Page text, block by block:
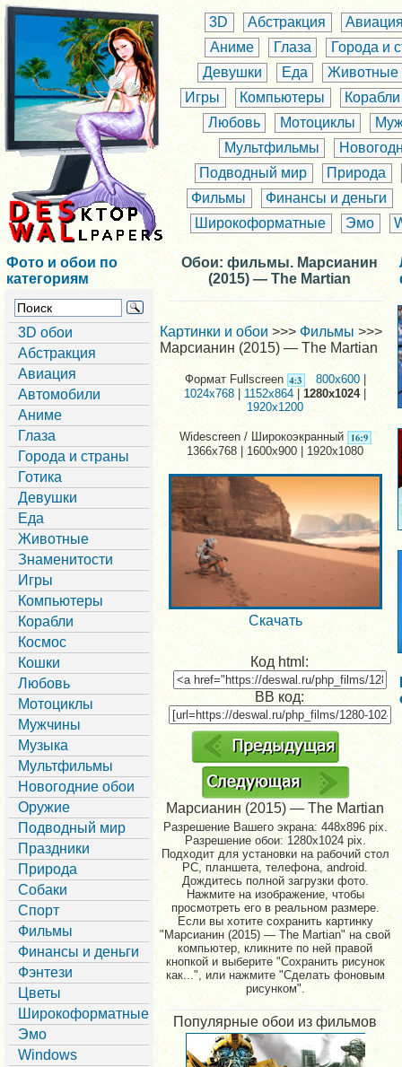
3D Абстракция
Аниме
Глаза
Города и
Девушки
Еда
Животные
Игры
Компьютеры
Корабли
Любовь
Мотоциклы
Мультфильмы
Подводный мир
Природа
Фильмы
Финансы и деньги
Широкоформатные
Эмо
Фото и обои по
категориям
3D обои
Абстракция
Авиация
Автомобили
Аниме
Глаза
Города и страны
Готика
Девушки
Еда
Животные
Знаменитости
Игры
Компьютеры
Корабли
Космос
Кошки
Любовь
Мотоциклы
Мужчины
Музыка
Мультфильмы
Новогодние обои
Оружие
Подводный мир
Праздники
Природа
Собаки
Спорт
Фильмы
Финансы и деньги
Фэнтези
Цветы
Широкоформатные
Эмо
Windows
Обои: фильмы. Марсианин
(2015) — The Martian
Картинки и обои >>> Фильмы >>>
Марсианин (2015) — The Martian
Формат Fullscreen 800x600
1024x768
1152x864|1280x1024|
1920x1200
Widescreen / Широкоэкранный
1366x768 | 1600x900 | 1920x1080
Скачать
Код html:
BB код:
Марсианин (2015) — The Martian
Разрешение Вашего экрана: 448x896 pix.
Разрешение обои: 1280x1024 pix.
Подходит для установки на рабочий стол
PC, планшета, телефона, android.
Дождитесь полной загрузки фото.
Нажмите на изображение, чтобы
просмотреть его в реальном размере.
Если вы хотите сохранить картинку
"Марсианин (2015) — The Martian" на свой
компьютер, кликните по ней правой
кнопкой и выберите "Сохранить рисунок
как...", или нажмите "Сделать фоновым
рисунком".
Популярные обои из фильмов